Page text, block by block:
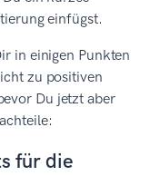
einfügst.
in einigen Punkten
zu positiven
Du jetzt aber
für die